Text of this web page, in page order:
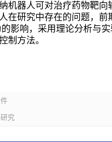
机器人可对治疗药物靶
在研究中存在的问题，
影响，采用理论分析与
制方法。
究